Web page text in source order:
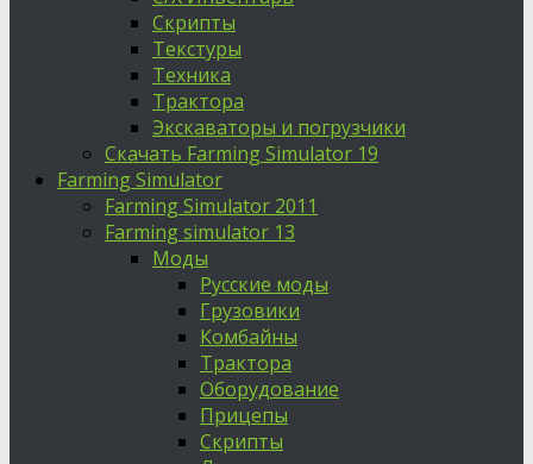
Скрипты
Текстуры
Техника
Трактора
Экскаваторы и погрузчики
Скачать Farming Simulator 19
Farming Simulator
Farming Simulator 2011
Farming simulator 13
Моды
Русские моды
Грузовики
Комбайны
Трактора
Оборудование
Прицепы
Скрипты